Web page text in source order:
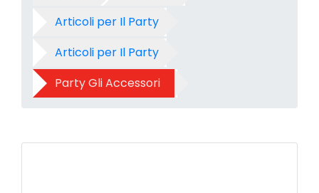
Articoli per Il Party
Articoli per Il Party
Party Gli Accessori